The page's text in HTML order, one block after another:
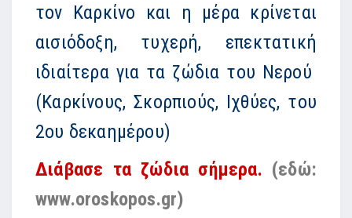
τον Καρκίνο και η μέρα κρίνεται
αισιόδοξη, τυχερή, επεκτατική
ιδιαίτερα για τα ζώδια του Νερού
(Καρκίνους, Σκορπιούς, Ιχθύες, του
2ου δεκαημέρου)
Διάβασε τα ζώδια σήμερα. (εδώ:
www.oroskopos.gr)